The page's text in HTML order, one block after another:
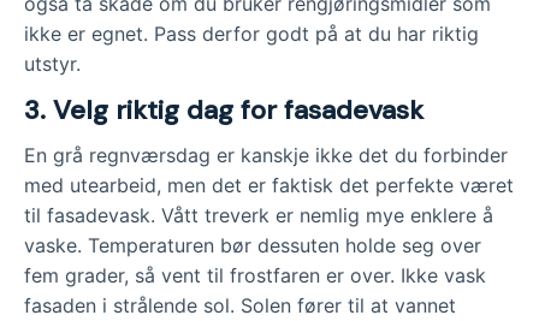
ikke er egnet. Pass derfor godt på at du har riktig
utstyr.
3. Velg riktig dag for fasadevask
En grå regnværsdag er kanskje ikke det du forbinder
med utearbeid, men det er faktisk det perfekte været
til fasadevask. Vått treverk er nemlig mye enklere å
vaske. Temperaturen bør dessuten holde seg over
fem grader, så vent til frostfaren er over. Ikke vask
fasaden i strålende sol. Solen fører til at vannet